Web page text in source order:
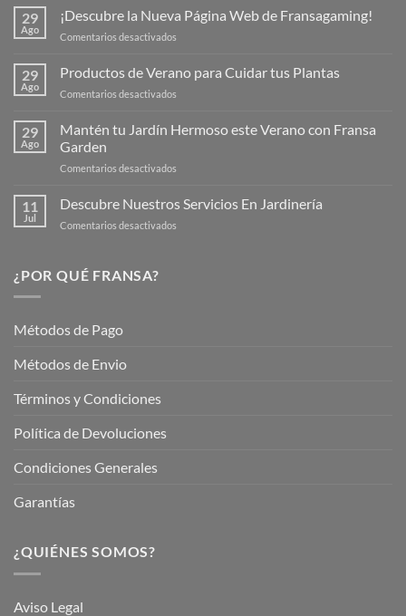
29
Ago
¡Descubre la Nueva Página Web de Fransagaming!
Comentarios desactivados
Nueva
de
29
Ago
Productos de Verano para Cuidar tus Plantas
Comentarios desactivados
de
Verano
Plantas
29
Ago
Mantén tu Jardín Hermoso este Verano con Fransa
Garden
Comentarios desactivados
tu
Jardín
11
Jul
Descubre Nuestros Servicios En Jardinería
Comentarios desactivados
¿POR QUÉ FRANSA?
Métodos de Pago
Métodos de Envio
Términos y Condiciones
Política de Devoluciones
Condiciones Generales
Garantías
¿QUIÉNES SOMOS?
Aviso Legal